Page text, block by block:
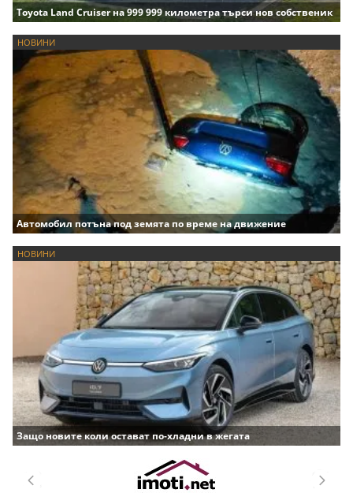
Toyota Land Cruiser на 999 999 километра търси нов собственик
НОВИНИ
Автомобил потъна под земята по време на движение
НОВИНИ
Защо новите коли остават по-хладни в жегата